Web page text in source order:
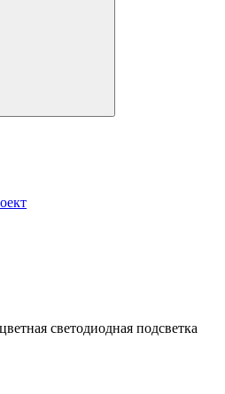
светодиодная подсветка